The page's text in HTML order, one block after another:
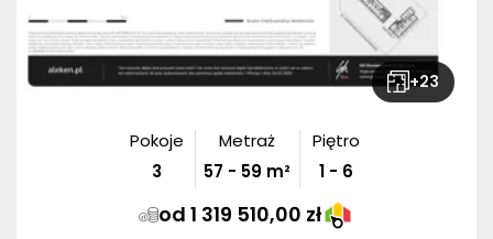
+23
Pokoje
3
Metraż
57 - 59 m²
Piętro
1 - 6
od 1 319 510,00 zł